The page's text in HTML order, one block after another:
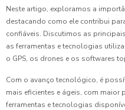
Neste artigo, exploramos a
destacando como ele contribui
confiáveis. Discutimos as
as ferramentas e tecnologias
o GPS, os drones e os softwares
Com o avanço tecnológico, é
mais eficientes e ágeis, com maior
ferramentas e tecnologias